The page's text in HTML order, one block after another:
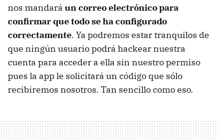
nos mandará un correo electrónico para
confirmar que todo se ha configurado
correctamente. Ya podremos estar tranquilos de
que ningún usuario podrá hackear nuestra
cuenta para acceder a ella sin nuestro permiso
pues la app le solicitará un código que sólo
recibiremos nosotros. Tan sencillo como eso.